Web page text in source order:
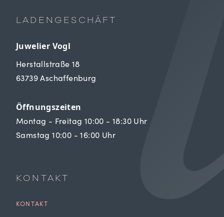
LADENGESCHÄFT
Juwelier Vogl
Herstallstraße 18
63739 Aschaffenburg
Öffnungszeiten
Montag - Freitag 10:00 - 18:30 Uhr
Samstag 10:00 - 16:00 Uhr
KONTAKT
KONTAKT